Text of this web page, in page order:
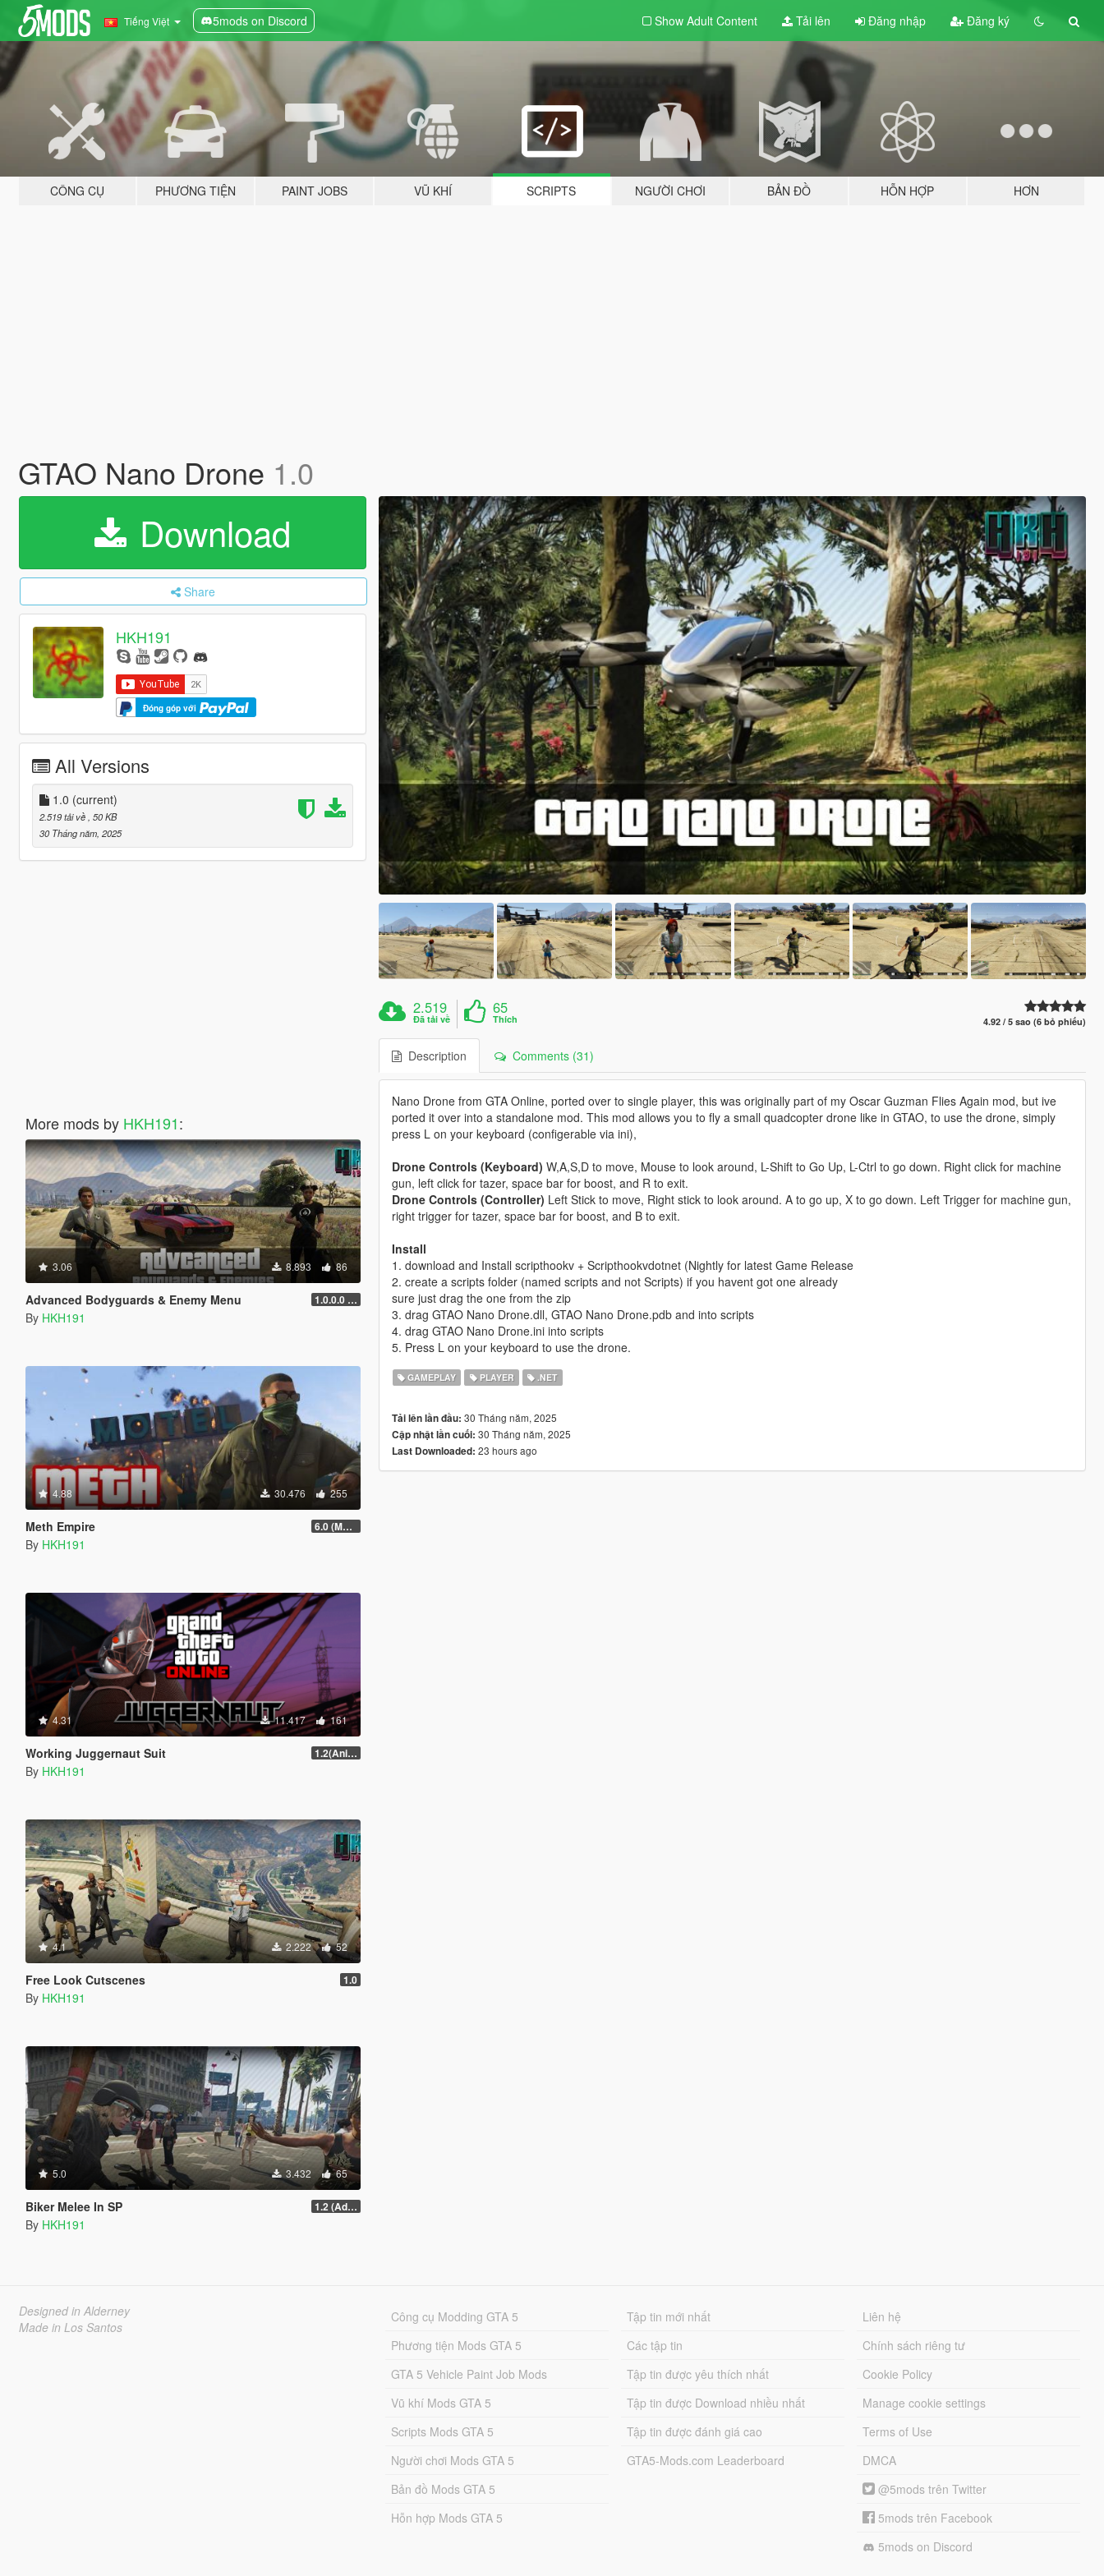
Tiếng Việt 5mods on Discord Show Adult Content Tải lên Đăng nhập Đăng ký
CÔNG CỤ PHƯƠNG TIỆN PAINT JOBS VŨ KHÍ SCRIPTS NGƯỜI CHƠI BẢN ĐỒ HỖN HỢP HƠN
GTAO Nano Drone 1.0
Download
Share
HKH191
Đóng góp với
All Versions
1.0 (current)
2.519 tải về , 50 KB
30 Tháng năm, 2025
More mods by HKH191:
3.06 8.893 86
Advanced Bodyguards & Enemy Menu 1.0.0.0 (5mods Release)
By HKH191
4.88 30.476 255
Meth Empire 6.0 (Major Patchfix)
By HKH191
4.31 11.417 161
Working Juggernaut Suit 1.2(Animations + Weapons Patch Fix)
By HKH191
4.1 2.222 52
Free Look Cutscenes 1.0
By HKH191
5.0 3.432 65
Biker Melee In SP 1.2 (Addon Bike Support)
By HKH191
2.519
Đã tải về
65
Thích 4.92 / 5 sao (6 bỏ phiếu)
Description Comments (31)
Nano Drone from GTA Online, ported over to single player, this was originally part of my Oscar Guzman Flies Again mod, but ive
ported it over into a standalone mod. This mod allows you to fly a small quadcopter drone like in GTAO, to use the drone, simply
press L on your keyboard (configerable via ini),
Drone Controls (Keyboard) W,A,S,D to move, Mouse to look around, L-Shift to Go Up, L-Ctrl to go down. Right click for machine
gun, left click for tazer, space bar for boost, and R to exit.
Drone Controls (Controller) Left Stick to move, Right stick to look around. A to go up, X to go down. Left Trigger for machine gun,
right trigger for tazer, space bar for boost, and B to exit.
Install
1. download and Install scripthookv + Scripthookvdotnet (Nightly for latest Game Release
2. create a scripts folder (named scripts and not Scripts) if you havent got one already
sure just drag the one from the zip
3. drag GTAO Nano Drone.dll, GTAO Nano Drone.pdb and into scripts
4. drag GTAO Nano Drone.ini into scripts
5. Press L on your keyboard to use the drone.
GAMEPLAY PLAYER .NET
Tải lên lần đầu: 30 Tháng năm, 2025
Cập nhật lần cuối: 30 Tháng năm, 2025
Last Downloaded: 23 hours ago
Designed in Alderney
Made in Los Santos
Công cụ Modding GTA 5
Phương tiện Mods GTA 5
GTA 5 Vehicle Paint Job Mods
Vũ khí Mods GTA 5
Scripts Mods GTA 5
Người chơi Mods GTA 5
Bản đồ Mods GTA 5
Hỗn hợp Mods GTA 5
Tập tin mới nhất
Các tập tin
Tập tin được yêu thích nhất
Tập tin được Download nhiều nhất
Tập tin được đánh giá cao
GTA5-Mods.com Leaderboard
Liên hệ
Chính sách riêng tư
Cookie Policy
Manage cookie settings
Terms of Use
DMCA
@5mods trên Twitter
5mods trên Facebook
5mods on Discord